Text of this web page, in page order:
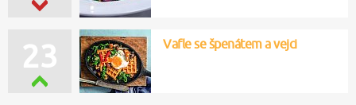
23 Vafle se špenátem a vejci